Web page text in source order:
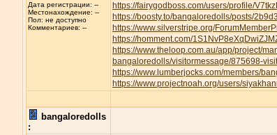
Дата регистрации: --
Местонахождение: --
Пол: не доступно
Комментариев: --
https://fairygodboss.com/users/profile/
https://boosty.to/bangaloredolls/posts/
https://www.silverstripe.org/
https://homment.com/
https://www.theloop.com.au/app/project/
bangaloredolls/visitormessage/875698-
https://www.lumberjocks.com/members/
https://www.projectnoah.org/users/
bangaloredolls
: